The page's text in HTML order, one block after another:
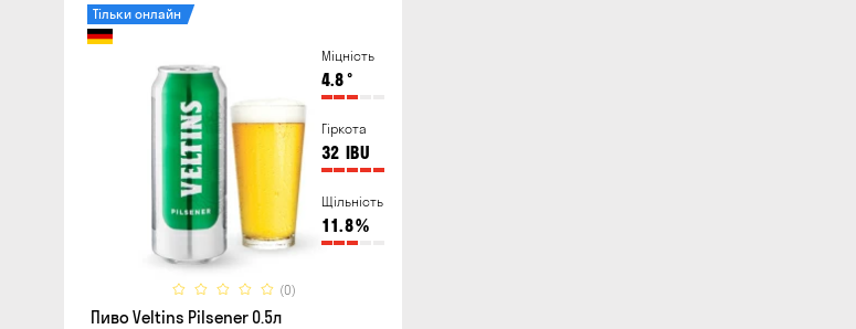
Міцність
4.8°
Гіркота
32 IBU
Щільність
11.8%
(0)
Тільки онлайн
Пиво Veltins Pilsener 0.5л